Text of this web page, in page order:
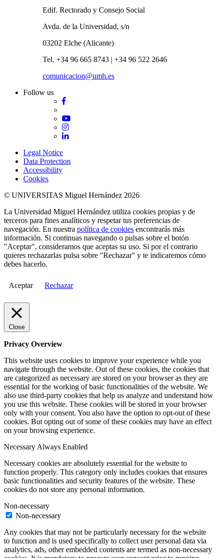
Edif. Rectorado y Consejo Social
Avda. de la Universidad, s/n
03202 Elche (Alicante)
Tel. +34 96 665 8743 | +34 96 522 2646
comunicacion@umh.es
Follow us
Facebook
YouTube
Instagram
LinkedIn
Legal Notice
Data Protection
Accessibility
Cookies
© UNIVERSITAS Miguel Hernández 2026
La Universidad Miguel Hernández utiliza cookies propias y de
terceros para fines analíticos y respetar tus preferencias de
navegación. En nuestra política de cookies encontrarás más
información. Si continuas navegando o pulsas sobre el botón
"Aceptar", consideramos que aceptas su uso. Si por el contrario
quieres rechazarlas pulsa sobre "Rechazar" y te indicaremos cómo
debes hacerlo.
Aceptar Rechazar
Close
Privacy Overview
This website uses cookies to improve your experience while you
navigate through the website. Out of these cookies, the cookies that
are categorized as necessary are stored on your browser as they are
essential for the working of basic functionalities of the website. We
also use third-party cookies that help us analyze and understand how
you use this website. These cookies will be stored in your browser
only with your consent. You also have the option to opt-out of these
cookies. But opting out of some of these cookies may have an effect
on your browsing experience.
Necessary Always Enabled
Necessary cookies are absolutely essential for the website to
function properly. This category only includes cookies that ensures
basic functionalities and security features of the website. These
cookies do not store any personal information.
Non-necessary
Non-necessary
Any cookies that may not be particularly necessary for the website
to function and is used specifically to collect user personal data via
analytics, ads, other embedded contents are termed as non-necessary